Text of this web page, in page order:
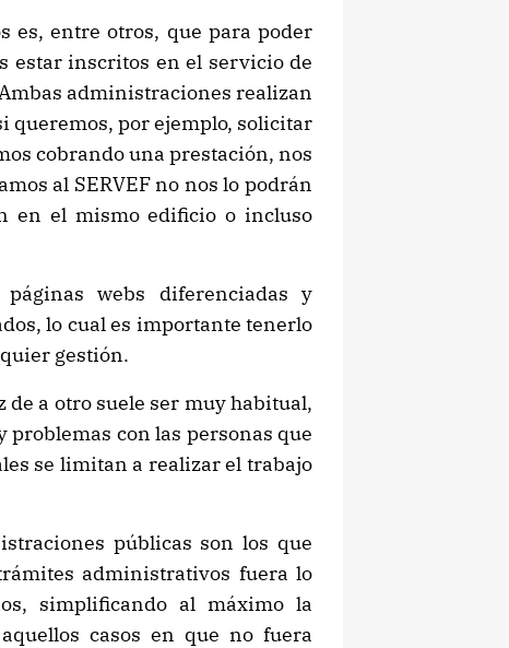
es, entre otros, que para poder
estar inscritos en el servicio de
administraciones realizan
queremos, por ejemplo, solicitar
cobrando una prestación, nos
al SERVEF no nos lo podrán
en el mismo edificio o incluso
webs diferenciadas y
lo cual es importante tenerlo
gestión.
a otro suele ser muy habitual,
problemas con las personas que
se limitan a realizar el trabajo
públicas son los que
administrativos fuera lo
simplificando al máximo la
casos en que no fuera